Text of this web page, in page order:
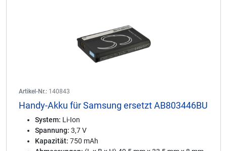
Artikel-Nr.: 140843
Handy-Akku für Samsung ersetzt AB803446BU
System: Li-Ion
Spannung: 3,7 V
Kapazität: 750 mAh